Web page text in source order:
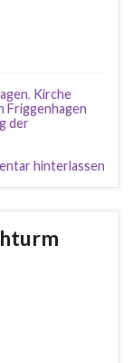
, Kirche
Friggenhagen
der
hinterlassen